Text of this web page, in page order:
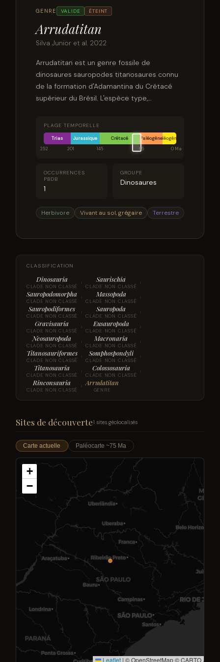
GENRE VALIDE ÉTEINT
Arrudatitan
Silva Junior et al. 2022
Arrudatitan est un genre fossile de
dinosaures sauropodes titanosaures connu
de la formation d'Adamantina du Crétacé
supérieur du Brésil. L'espèce type,
décrite en 2011 comme une espèce
d’Aeolosaurus, mais a été dissocié de son
propre genre, en 2021, par Julian C. G. Silva
pour un titanosaure.
PLAGE TEMPORELLE
Trias Jurassique Crétacé PaléogèneNéogène
252
201 145 66 0 Ma
OCCURRENCES
PBDB
1
GROUPE
Dinosaures
Herbivore Vivant au sol, grégaire Terrestre
CLASSIFICATION
Dinosauria
CLADE NON CLASSÉ › Saurischia
CLADE NON CLASSÉ ›
Sauropodomorpha
CLADE NON CLASSÉ › Massopoda
CLADE NON CLASSÉ ›
Sauropodiformes
CLADE NON CLASSÉ › Sauropoda
CLADE NON CLASSÉ ›
Gravisauria
CLADE NON CLASSÉ › Eusauropoda
CLADE NON CLASSÉ ›
Neosauropoda
CLADE NON CLASSÉ › Macronaria
CLADE NON CLASSÉ ›
Titanosauriformes
CLADE NON CLASSÉ › Somphospondyli
CLADE NON CLASSÉ ›
Titanosauria
CLADE NON CLASSÉ › Colossosauria
CLADE NON CLASSÉ ›
Rinconsauria
CLADE NON CLASSÉ › Arrudatitan
GENRE
Sites de découverte1 sites géolocalisés
Carte actuelle Paléocarte ~75 Ma
+
−
Leaflet | © OpenStreetMap © CARTO